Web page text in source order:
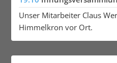
Unser Mitarbeiter Claus
Himmelkron vor Ort.